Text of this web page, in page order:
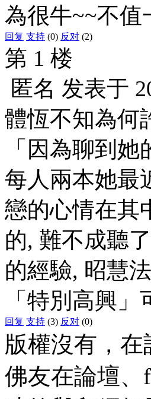
為很牛~~不值
回复 支持 (0) 反对 (2)
第 1 楼
匿名 发表于
體恆不知為何
「因為聊到
每人兩本她最
戀的心情在其
的, 難不成聽
的經驗, 昭慧
「特別高興」
回复 支持 (3) 反对 (0)
版權沒有，
佛友在論壇、